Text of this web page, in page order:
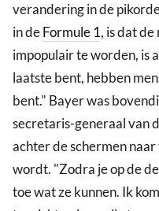
verandering in de
in deFormule 1, is dat
impopulair te worden, is
laatste bent, hebben
bent." Bayer was
secretaris-generaal van
achter de schermen
wordt. "Zodra je op de
toe wat ze kunnen. Ik